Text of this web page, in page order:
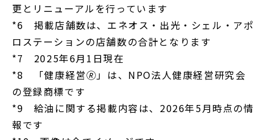
更とリニューアルを行っています
*6 掲載店舗数は、エネオス・出光・シェル・アポ
ロステーションの店舗数の合計となります
*7 2025年6月1日現在
*8 「健康経営🄬」は、NPO法人健康経営研究会
の登録商標です
*9 給油に関する掲載内容は、2026年5月時点の情
報です